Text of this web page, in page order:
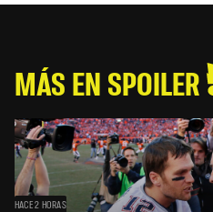
MÁS EN SPOILER
HACE 2 HORAS